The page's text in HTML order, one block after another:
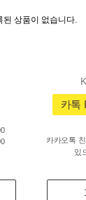
된 상품이 없습니다.
카톡
카카오톡
있